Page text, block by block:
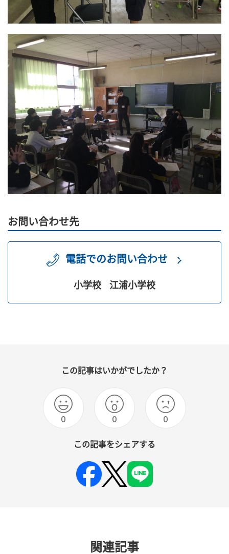
お問い合わせ先
電話でのお問い合わせ
小学校 江浦小学校
この記事はいかがでしたか？
0 0 0
この記事をシェアする
関連記事